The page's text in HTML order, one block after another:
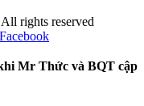
rights reserved
Facebook
Mr Thức và BQT cập